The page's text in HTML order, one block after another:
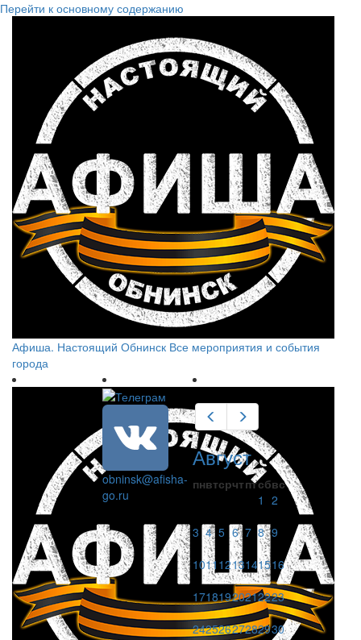
Перейти к основному содержанию
Афиша. Настоящий Обнинск Все мероприятия и события
города
obninsk@afisha-
go.ru
Предыдущий
Август
пнвтсрчтптсбвс
1 2
3 4 5 6 7 8 9
1011 1213141516
17181920212223
24252627282930